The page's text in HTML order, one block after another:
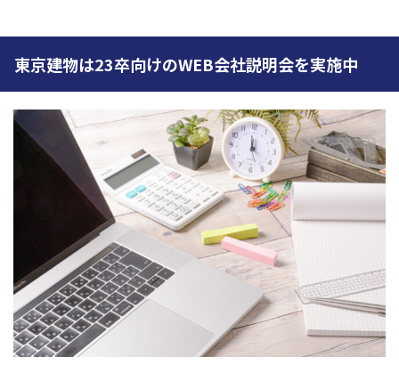
東京建物は23卒向けのWEB会社説明会を実施中